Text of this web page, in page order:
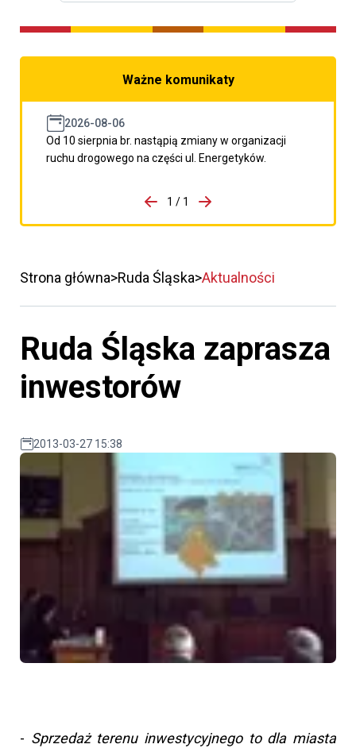
Ważne komunikaty
2026-08-06
Od 10 sierpnia br. nastąpią zmiany w organizacji
ruchu drogowego na części ul. Energetyków.
porzpedniego komunikatu
1 / 1
Przejdź do następnego
Strona główna Ruda Śląska Aktualności
Ruda Śląska zaprasza
inwestorów
2013-03-27 15:38
- Sprzedaż terenu inwestycyjnego to dla miasta